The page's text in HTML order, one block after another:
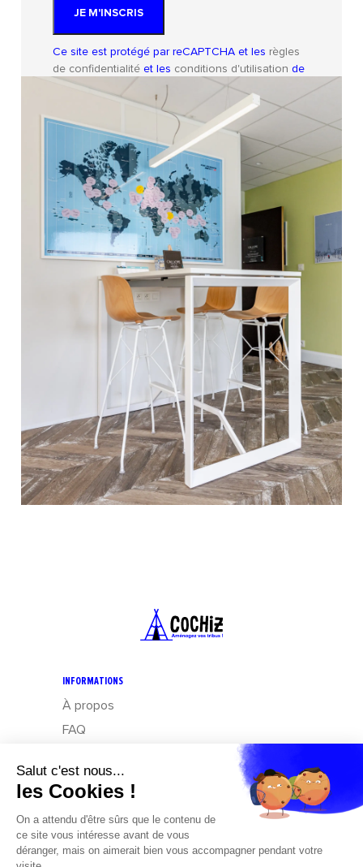
JE M'INSCRIS
Ce site est protégé par reCAPTCHA et les règles
de confidentialitéet les conditions d'utilisation de
Google s'appliquent.
INFORMATIONS
À propos
FAQ
Mentions légales
Données personnelles : Exercez vos droits
Design – Mediapilote
Développement – Frennly